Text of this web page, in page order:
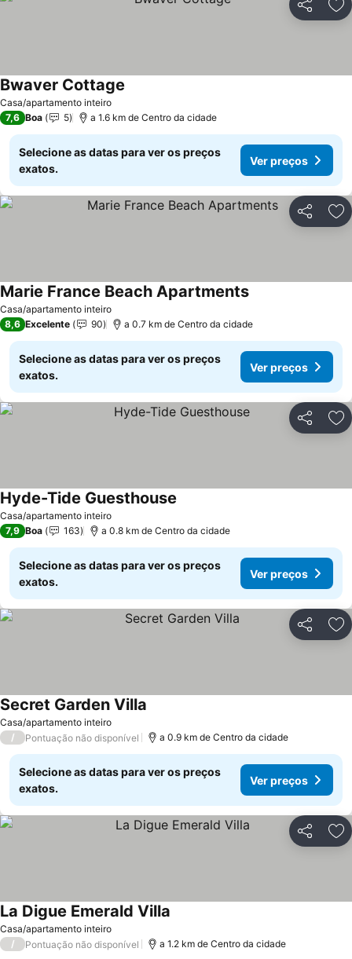
Partilhar
Casa/apartamento inteiro
Bwaver Cottage
7,6 Boa 5 a 1.6 km de Centro da cidade
Selecione as datas para ver os preços
exatos.
Ver preços
Partilhar
Casa/apartamento inteiro
Marie France Beach Apartments
8,6 Excelente 90 a 0.7 km de Centro da cidade
Selecione as datas para ver os preços
exatos.
Ver preços
Partilhar
Casa/apartamento inteiro
Hyde-Tide Guesthouse
7,9 Boa 163 a 0.8 km de Centro da cidade
Selecione as datas para ver os preços
exatos.
Ver preços
Partilhar
Casa/apartamento inteiro
Secret Garden Villa
/ Pontuação não disponível a 0.9 km de Centro da cidade
Selecione as datas para ver os preços
exatos.
Ver preços
Partilhar
Casa/apartamento inteiro
La Digue Emerald Villa
/ Pontuação não disponível a 1.2 km de Centro da cidade